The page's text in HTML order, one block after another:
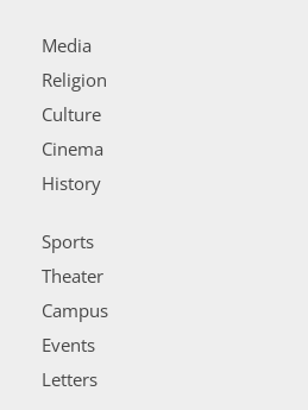
Media
Religion
Culture
Cinema
History
Sports
Theater
Campus
Events
Letters